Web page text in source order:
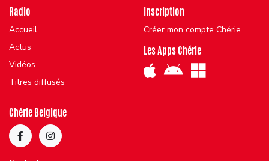
Radio
Accueil
Actus
Vidéos
Titres diffusés
Inscription
Créer mon compte Chérie
Les Apps Chérie
Chérie Belgique